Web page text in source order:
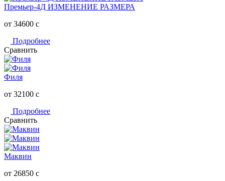
Премьер-4Д ИЗМЕНЕНИЕ РАЗМЕРА
от 34600 c
Подробнее
Сравнить
Филя
от 32100 c
Подробнее
Сравнить
Маквин
от 26850 c